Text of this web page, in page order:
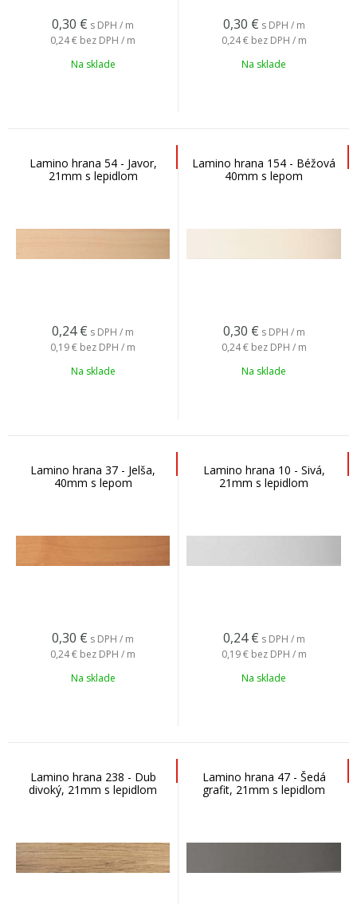
0,30 € s DPH / m
0,24 € bez DPH / m
Na sklade
0,30 € s DPH / m
0,24 € bez DPH / m
Na sklade
Lamino hrana 54 - Javor,
21mm s lepidlom
0,24 € s DPH / m
0,19 € bez DPH / m
Na sklade
Lamino hrana 154 - Béžová
40mm s lepom
0,30 € s DPH / m
0,24 € bez DPH / m
Na sklade
Lamino hrana 37 - Jelša,
40mm s lepom
0,30 € s DPH / m
0,24 € bez DPH / m
Na sklade
Lamino hrana 10 - Sivá,
21mm s lepidlom
0,24 € s DPH / m
0,19 € bez DPH / m
Na sklade
Lamino hrana 238 - Dub
divoký, 21mm s lepidlom
Lamino hrana 47 - Šedá
grafit, 21mm s lepidlom